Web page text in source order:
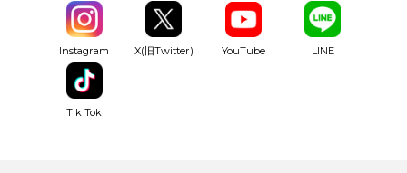
Instagram X(旧Twitter) YouTube LINE
Tik Tok